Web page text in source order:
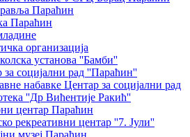
Параћин
Параћин
организација
установа ''Бамби''
за социјални рад ''Параћин''
набавке Центар за социјални рад
''Др Вићентије Ракић''
центар Параћин
рекреативни центар ''7. Јули''
музеј Параћин